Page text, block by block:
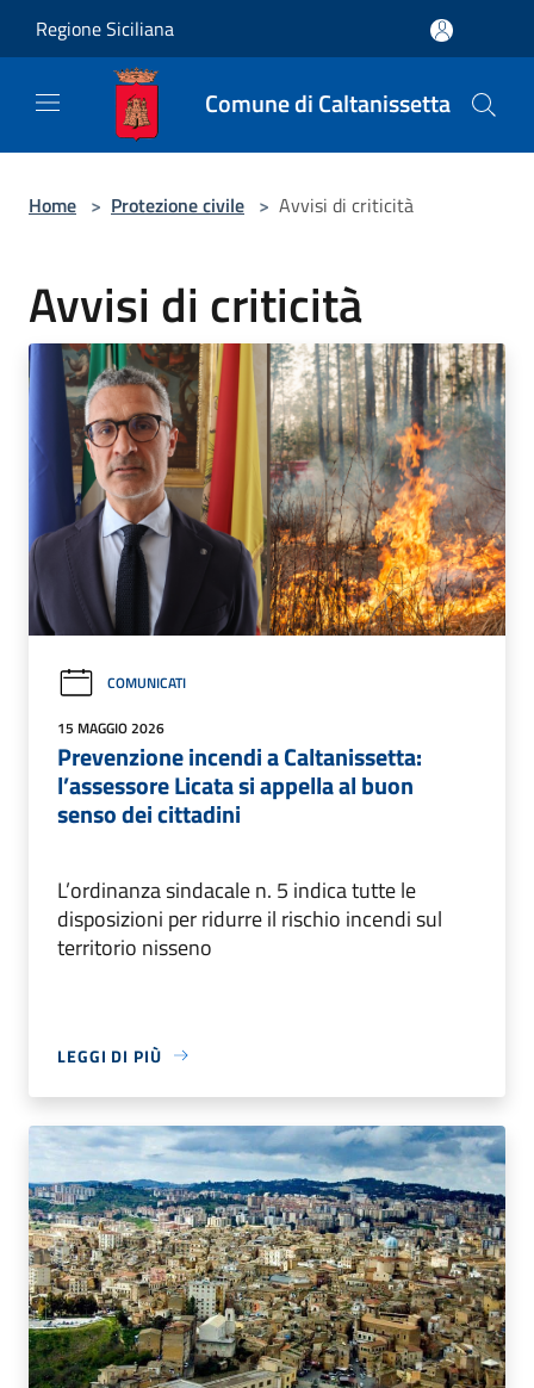
Regione Siciliana
Comune di Caltanissetta
Home > Protezione civile > Avvisi di criticità
Avvisi di criticità
COMUNICATI
15 MAGGIO 2026
Prevenzione incendi a Caltanissetta:
l’assessore Licata si appella al buon
senso dei cittadini
L’ordinanza sindacale n. 5 indica tutte le
disposizioni per ridurre il rischio incendi sul
territorio nisseno
LEGGI DI PIÙ